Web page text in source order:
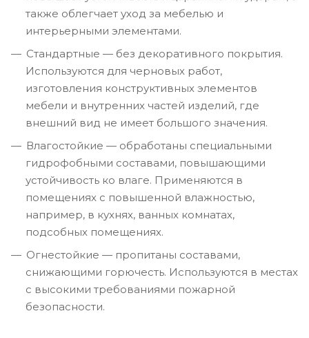
также облегчает уход за мебелью и
интерьерными элементами.
Стандартные — без декоративного покрытия.
Используются для черновых работ,
изготовления конструктивных элементов
мебели и внутренних частей изделий, где
внешний вид не имеет большого значения.
Влагостойкие — обработаны специальными
гидрофобными составами, повышающими
устойчивость ко влаге. Применяются в
помещениях с повышенной влажностью,
например, в кухнях, ванных комнатах,
подсобных помещениях.
Огнестойкие — пропитаны составами,
снижающими горючесть. Используются в местах
с высокими требованиями пожарной
безопасности.